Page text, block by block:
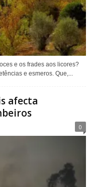
e os frades aos licores?
e esmeros. Que,...
afecta
0